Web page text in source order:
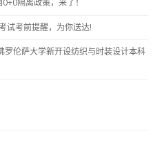
试考前提醒，为你送达!
罗伦萨大学新开设纺织与时装设计本科